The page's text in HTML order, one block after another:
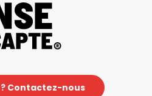
Contactez-nous